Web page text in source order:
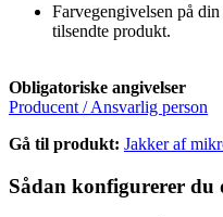
Farvegengivelsen på
tilsendte produkt.
Obligatoriske angivelser
Producent / Ansvarlig person
Gå til produkt: Jakker af
Sådan konfigurerer